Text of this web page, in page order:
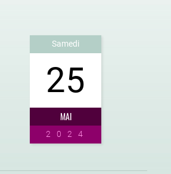
Samedi
25
MAI
2024